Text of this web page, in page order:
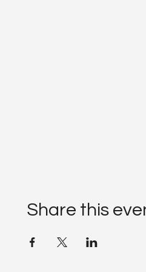
Share this